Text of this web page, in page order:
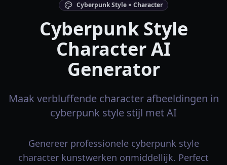
Cyberpunk Style × Character
Cyberpunk Style
Character AI
Generator
Maak verbluffende character afbeeldingen in
cyberpunk style stijl met AI
Genereer professionele cyberpunk style
character kunstwerken onmiddellijk. Perfect